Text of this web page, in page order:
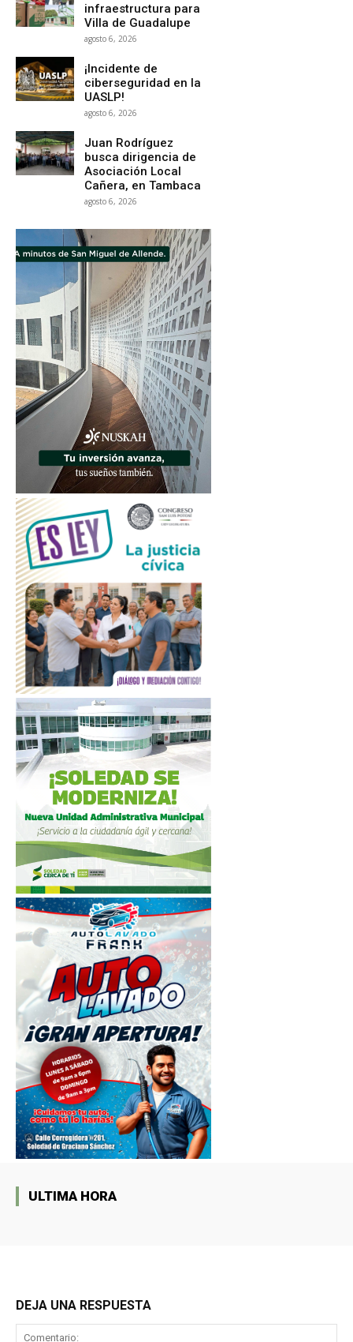
infraestructura para
Villa de Guadalupe
agosto 6, 2026
¡Incidente de
ciberseguridad en la
UASLP!
agosto 6, 2026
Juan Rodríguez
busca dirigencia de
Asociación Local
Cañera, en Tambaca
agosto 6, 2026
ULTIMA HORA
DEJA UNA RESPUESTA